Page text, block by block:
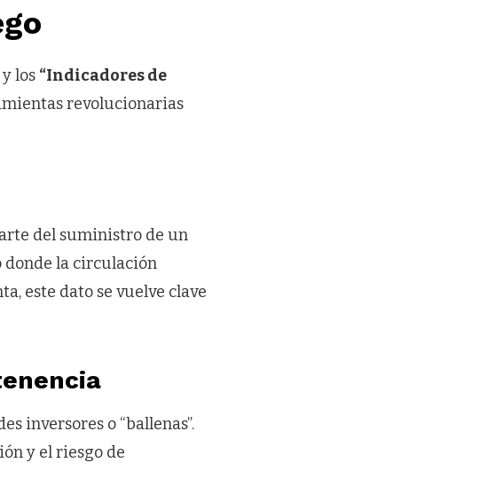
y los “Indicadores de
revolucionarias
del suministro de un
donde la circulación
este dato se vuelve clave
inversores o “ballenas”.
y el riesgo de